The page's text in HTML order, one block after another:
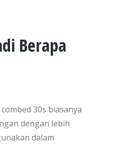
Berapa
30s biasanya
dengan lebih
dalam